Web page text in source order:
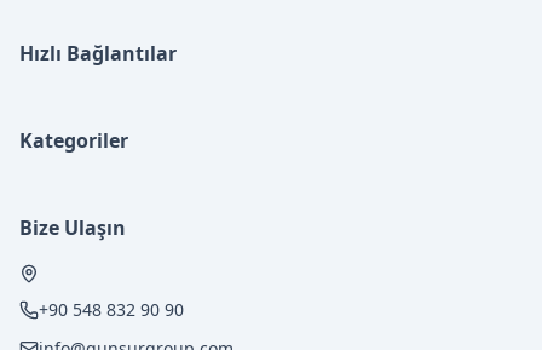
Hızlı Bağlantılar
Kategoriler
Bize Ulaşın
+90 548 832 90 90